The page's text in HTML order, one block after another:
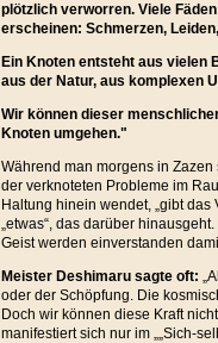
plötzlich verworren. Viele
erscheinen: Schmerzen,
Ein Knoten entsteht aus vielen
aus der Natur, aus komplexen
Wir können dieser
Knoten umgehen."
Während man morgens in
der verknoteten Probleme im
Haltung hinein wendet, „gibt
„etwas“, das darüber
Geist werden einverstanden
Meister Deshimaru sagte oft:
oder der Schöpfung. Die
Doch wir können diese Kraft
manifestiert sich nur im „„Sich-